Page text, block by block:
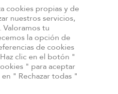
se someten expresamente
para la resolución de
o relacionados con su
de Madrid.
cookies propias y de
nuestros servicios,
Valoramos tu
la opción de
de cookies
clic en el botón "
" para aceptar
" Rechazar todas "